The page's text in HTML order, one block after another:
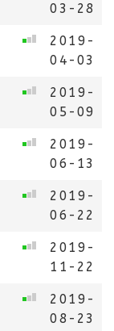
03-28
2019-
04-03
2019-
05-09
2019-
06-13
2019-
06-22
2019-
11-22
2019-
08-23